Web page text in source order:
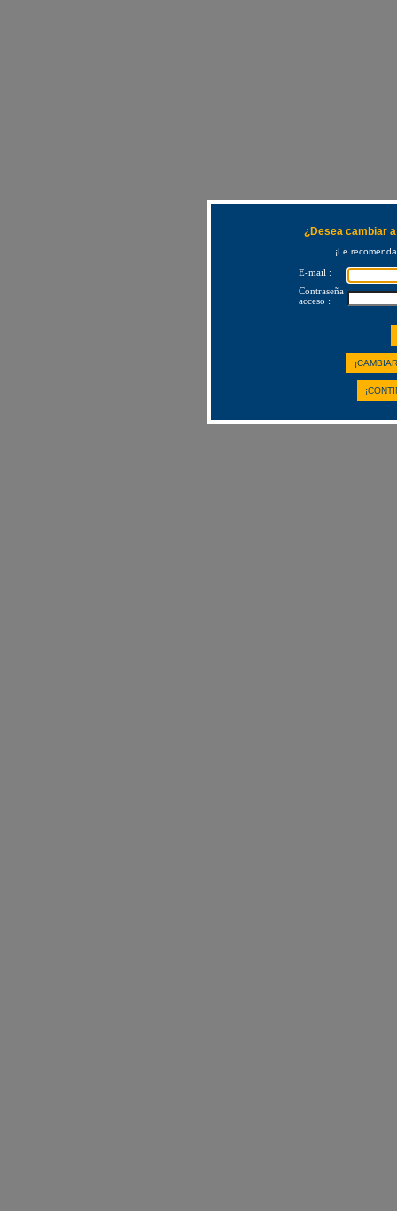
¿Desea cambiar
¡Le
E-mail :
Contraseña
acceso :